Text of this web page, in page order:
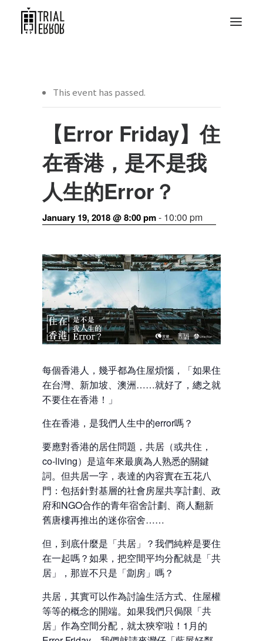
This event has passed.
【Error Friday】住
在香港，是不是我
人生的Error？
January 19, 2018 @ 8:00 pm- 10:00 pm
每個香港人，幾乎都為住屋煩惱，「如果住
在台灣、新加坡、澳洲……就好了，總之就
不要住在香港！」
住在香港，是我們人生中的error嗎？
要應對香港的居住問題，共居（或共住，
co-living）是這年來最廣為人熟悉的關鍵
詞。但共居一字，表達的內容實在五花八
門：包括針對基層的社會房屋共享計劃、政
府和NGO合作的青年宿舍計劃、商人翻新
舊唐樓再推出的迷你宿舍……
但，到底什麼是「共居」？我們純粹是要住
在一起嗎？如果，把空間平均分配就是「共
居」，那豈不只是「劏房」嗎？
共居，其實可以作為討論生活方式、住屋權
等等的概念的開端。如果我們只侷限「共
居」作為空間分配，就太狹窄啦！1月的